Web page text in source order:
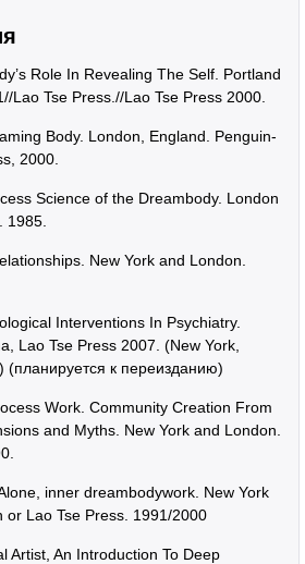
Role In Revealing The Self. Portland
Lao Tse Press.//Lao Tse Press 2000.
Body. London, England. Penguin-
2000.
Science of the Dreambody. London
1985.
New York and London.
Interventions In Psychiatry.
Lao Tse Press 2007. (New York,
(планируется к переизданию)
Work. Community Creation From
and Myths. New York and London.
inner dreambodywork. New York
or Lao Tse Press. 1991/2000
Artist, An Introduction To Deep